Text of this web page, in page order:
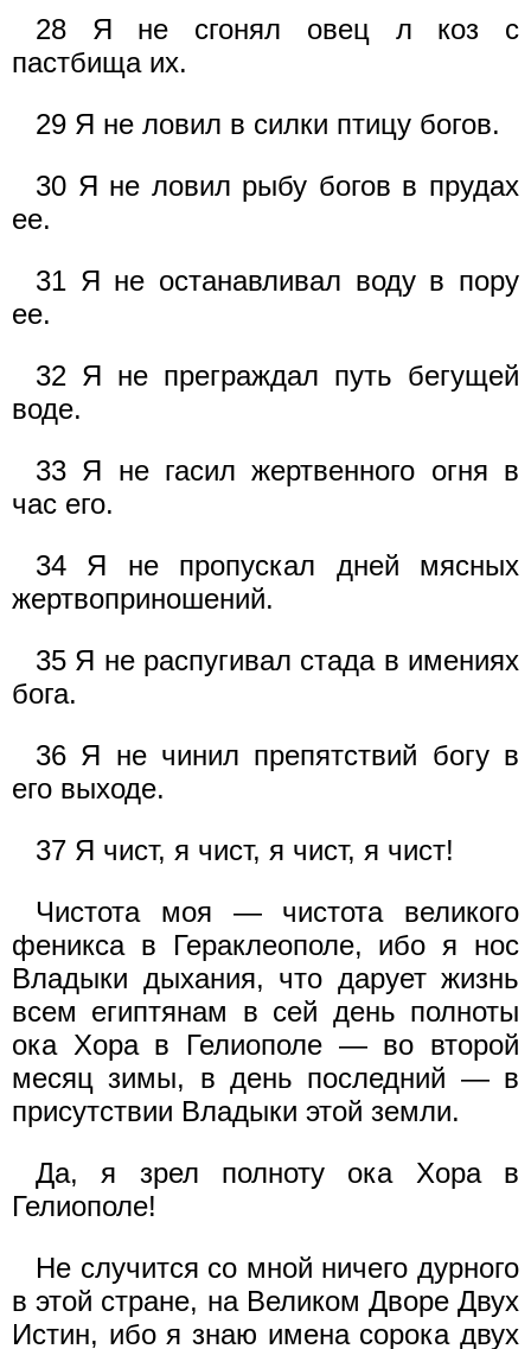
28 Я не сгонял овец л коз с
пастбища их.
29 Я не ловил в силки птицу богов.
30 Я не ловил рыбу богов в прудах
ее.
31 Я не останавливал воду в пору
ее.
32 Я не преграждал путь бегущей
воде.
33 Я не гасил жертвенного огня в
час его.
34 Я не пропускал дней мясных
жертвоприношений.
35 Я не распугивал стада в имениях
бога.
36 Я не чинил препятствий богу в
его выходе.
37 Я чист, я чист, я чист, я чист!
Чистота моя — чистота великого
феникса в Гераклеополе, ибо я нос
Владыки дыхания, что дарует жизнь
всем египтянам в сей день полноты
ока Хора в Гелиополе — во второй
месяц зимы, в день последний — в
присутствии Владыки этой земли.
Да, я зрел полноту ока Хора в
Гелиополе!
Не случится со мной ничего дурного
в этой стране, на Великом Дворе Двух
Истин, ибо я знаю имена сорока двух